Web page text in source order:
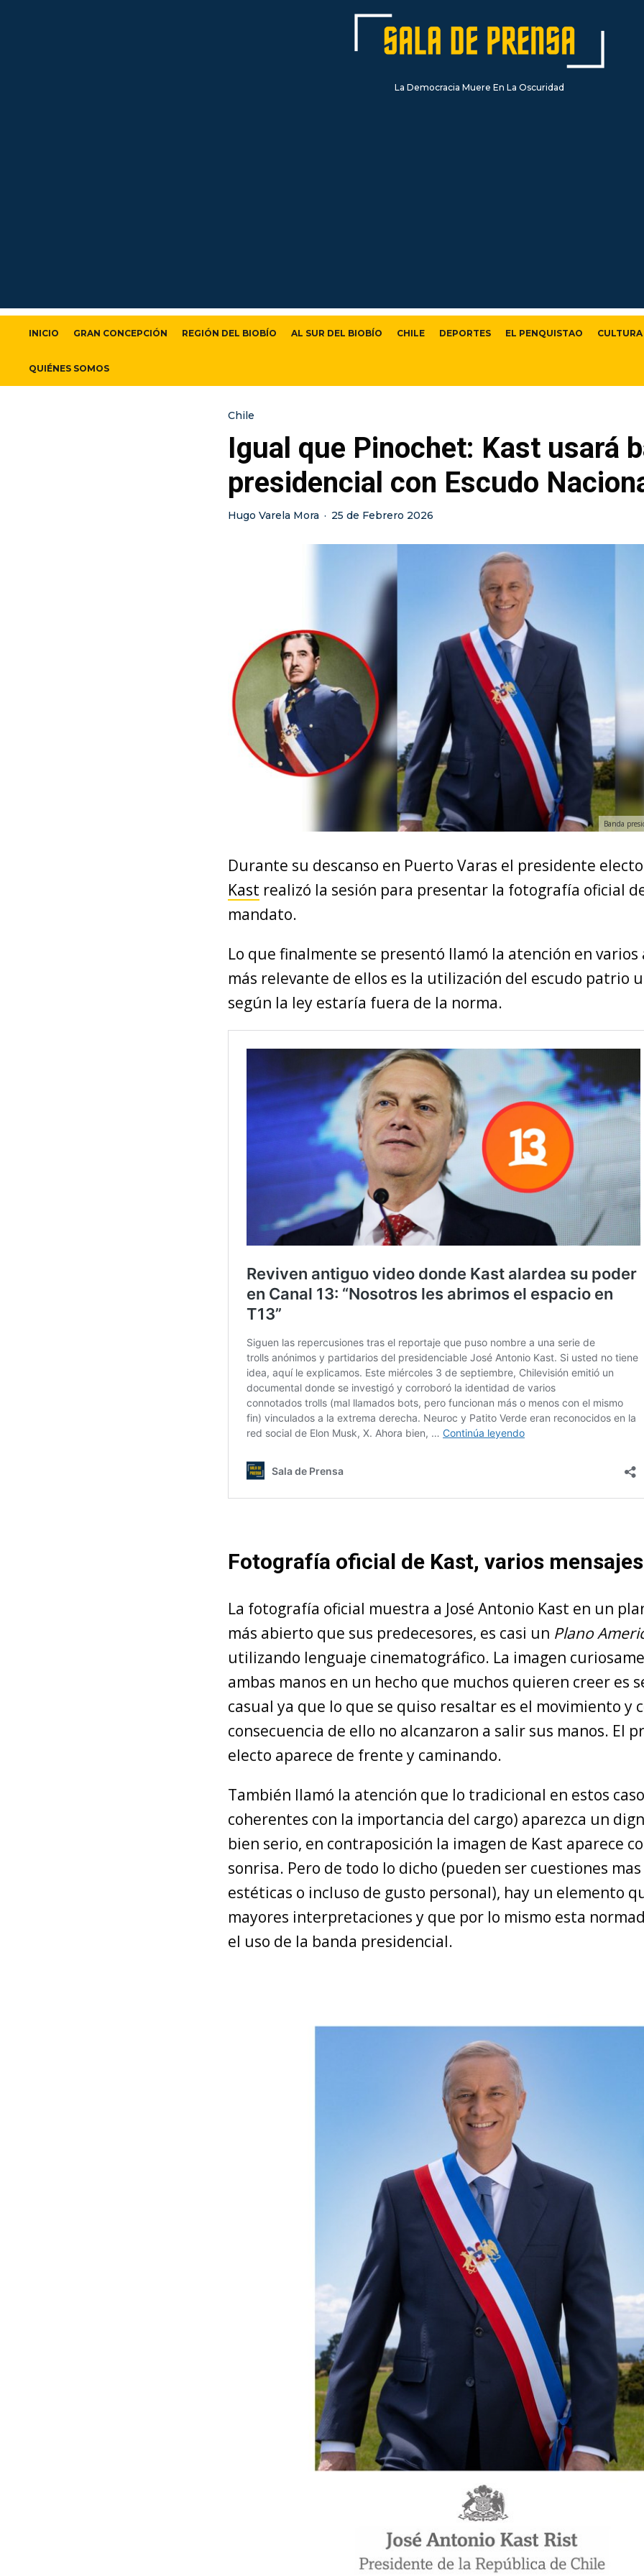
La Democracia Muere En La Oscuridad
INICIO GRAN CONCEPCIÓN REGIÓN DEL BIOBÍO AL SUR DEL BIOBÍO CHILE DEPORTES EL PENQUISTAO CULTURA
QUIÉNES SOMOS
Chile
Igual que Pinochet: Kast usará
presidencial con Escudo
Hugo Varela Mora · 25 de Febrero 2026
Banda
Durante su descanso en Puerto Varas el presidente electo
Kast realizó la sesión para presentar la fotografía oficial
mandato.
Lo que finalmente se presentó llamó la atención en varios
más relevante de ellos es la utilización del escudo patrio
según la ley estaría fuera de la norma.
Fotografía oficial de Kast, varios mensajes
La fotografía oficial muestra a José Antonio Kast en un
más abierto que sus predecesores, es casi un Plano
utilizando lenguaje cinematográfico. La imagen
ambas manos en un hecho que muchos quieren creer es
casual ya que lo que se quiso resaltar es el movimiento y
consecuencia de ello no alcanzaron a salir sus manos. El
electo aparece de frente y caminando.
También llamó la atención que lo tradicional en estos
coherentes con la importancia del cargo) aparezca un
bien serio, en contraposición la imagen de Kast aparece
sonrisa. Pero de todo lo dicho (pueden ser cuestiones
estéticas o incluso de gusto personal), hay un elemento
mayores interpretaciones y que por lo mismo esta
el uso de la banda presidencial.